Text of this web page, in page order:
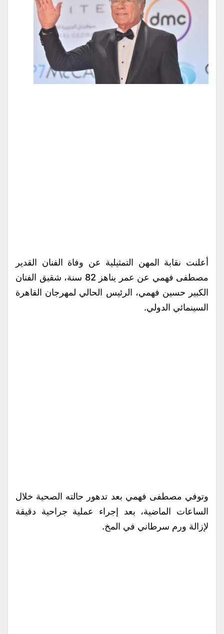
أعلنت نقابة المهن التمثيلية عن وفاة الفنان القدير
مصطفى فهمي عن عمر يناهز 82 سنة، شقيق الفنان
الكبير حسين فهمي، الرئيس الحالي لمهرجان القاهرة
السينمائي الدولي.
وتوفي مصطفى فهمي بعد تدهور حالته الصحية خلال
الساعات الماضية، بعد إجراء عملية جراحية دقيقة
لإزالة ورم سرطاني في المخ.